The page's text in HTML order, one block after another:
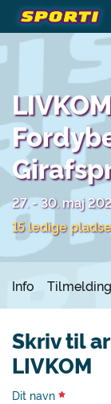
27. - 30. maj
15 ledige
Info Tilmelding
Skriv til
LIVKOM
Dit navn